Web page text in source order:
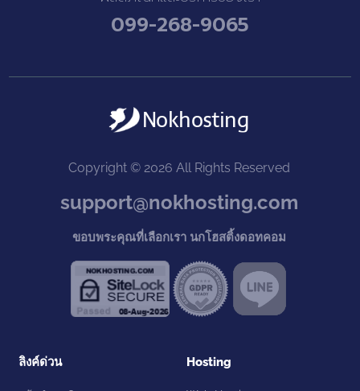
099-268-9065
Copyright © 2026 All Rights Reserved
support@nokhosting.com
ขอบพระคุณที่เลือกเรา นกโฮสติ้งดอทคอม
ลิงค์ด่วน Hosting